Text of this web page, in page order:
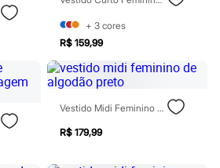
+ 3 cores
R$ 159,99
Vestido Midi Feminino De Algodão Preto
R$ 179,99